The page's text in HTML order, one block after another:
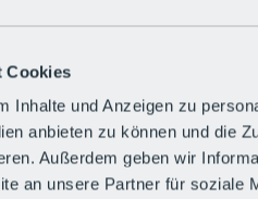
Cookies
Inhalte und Anzeigen zu
anbieten zu können und die
Außerdem geben wir
an unsere Partner für soziale
Infos
Wetter
Urlaubsregion